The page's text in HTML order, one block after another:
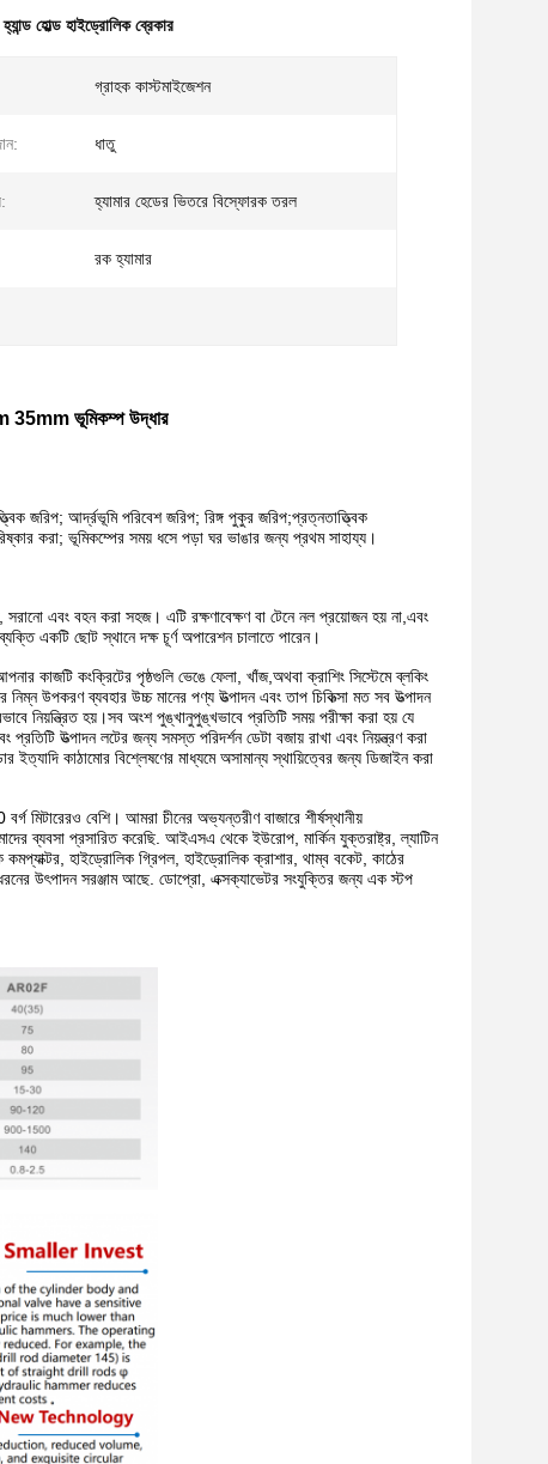
হোল্ড হাইড্রোলিক ব্রেকার
গ্রাহক কাস্টমাইজেশন
ধাতু
হ্যামার হেডের ভিতরে বিস্ফোরক তরল
রক হ্যামার
35mm ভূমিকম্প উদ্ধার
জরিপ; আর্দ্রভূমি পরিবেশ জরিপ; রিঙ্গ পুকুর জরিপ;প্রত্নতাত্ত্বিক
করা; ভূমিকম্পের সময় ধসে পড়া ঘর ভাঙার জন্য প্রথম সাহায্য।
এবং বহন করা সহজ। এটি রক্ষণাবেক্ষণ বা টেনে নল প্রয়োজন হয় না,এবং
একটি ছোট স্থানে দক্ষ চূর্ণ অপারেশন চালাতে পারেন।
কাজটি কংক্রিটের পৃষ্ঠগুলি ভেঙে ফেলা, খাঁজ,অথবা ক্রাশিং সিস্টেমে ব্লকিং
উপকরণ ব্যবহার উচ্চ মানের পণ্য উত্পাদন এবং তাপ চিকিত্সা মত সব উত্পাদন
নিয়ন্ত্রিত হয়।সব অংশ পুঙ্খানুপুঙ্খভাবে প্রতিটি সময় পরীক্ষা করা হয় যে
উত্পাদন লটের জন্য সমস্ত পরিদর্শন ডেটা বজায় রাখা এবং নিয়ন্ত্রণ করা
ইত্যাদি কাঠামোর বিশ্লেষণের মাধ্যমে অসামান্য স্থায়িত্বের জন্য ডিজাইন করা
বেশি। আমরা চীনের অভ্যন্তরীণ বাজারে শীর্ষস্থানীয়
ব্যবসা প্রসারিত করেছি. আইএসএ থেকে ইউরোপ, মার্কিন যুক্তরাষ্ট্র, ল্যাটিন
হাইড্রোলিক গ্রিপল, হাইড্রোলিক ক্রাশার, থাম্ব বকেট, কাঠের
ধরনের উৎপাদন সরঞ্জাম আছে. ডোপ্রো, এক্সক্যাভেটর সংযুক্তির জন্য এক স্টপ